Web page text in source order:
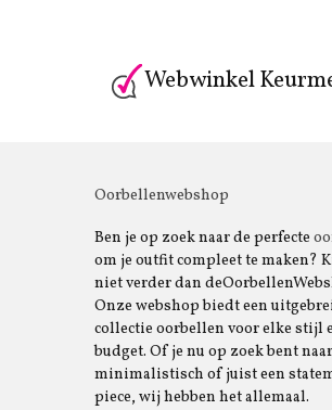
Webwinkel
Oorbellenwebshop
Ben je op zoek naar de perfecte
om je outfit compleet te maken?
niet verder dan
Onze webshop biedt een
collectie oorbellen voor elke stijl
budget. Of je nu op zoek bent
minimalistisch of juist een
piece, wij hebben het allemaal.